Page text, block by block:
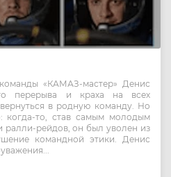
«КАМАЗ-мастер» Денис
перерыва и краха на всех
в родную команду. Но
когда-то, став самым молодым
рейдов, он был уволен из
командной этики. Денис